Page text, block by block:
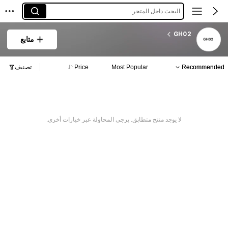
البحث داخل المتجر
GH02
متابع
Recommended
Most Popular
Price تصنيف
لا يوجد منتج متطابق. يرجى المحاولة عبر خيارات أخرى.